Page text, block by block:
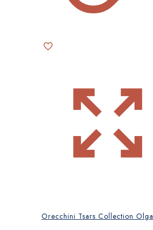
Orecchini Tsars Collection Olga